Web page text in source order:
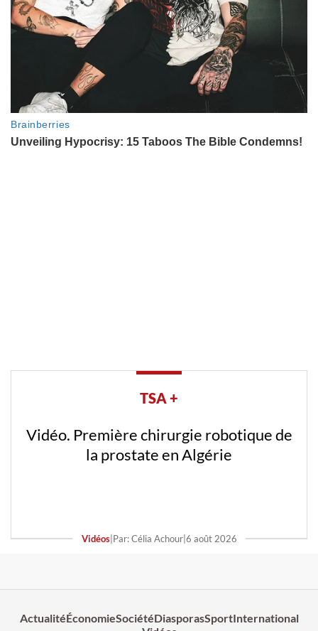
TSA +
Vidéo. Première chirurgie robotique de
la prostate en Algérie
Vidéos| Par: Célia Achour| 6 août 2026
ActualitéÉconomieSociétéDiasporasSportInternational